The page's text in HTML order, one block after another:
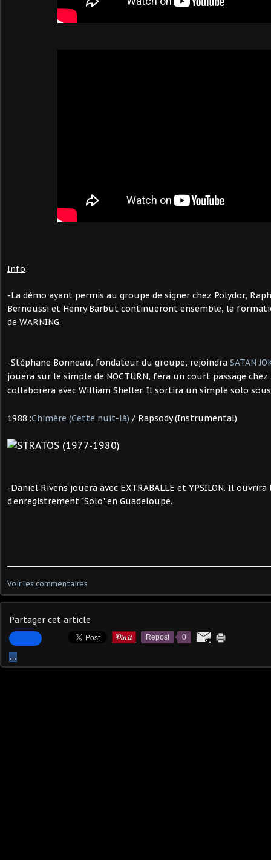
Info:
-La démo ayant permis au groupe de signer chez Polydor,
Bernoussi et Henry Barbut continueront ensemble, la
de WARNING.
-Stéphane Bonneau, fondateur du groupe, rejoindra SATAN
jouera sur le simple de NOCTURN, fera un court passage chez
collaborera avec William Sheller. Il sortira un simple solo
1988 :Chimère (Cette nuit-là) / Rapsody (Instrumental)
-Daniel Rivens jouera avec EXTRABALLE et YPSILON. Il
d'enregistrement "Solo" en Guadeloupe.
Voir les commentaires
Partager cet article
Repost 0
…